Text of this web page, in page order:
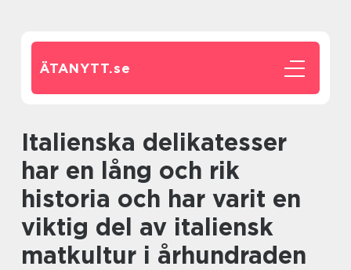
ÄTANYTT.se
Italienska delikatesser
har en lång och rik
historia och har varit en
viktig del av italiensk
matkultur i århundraden